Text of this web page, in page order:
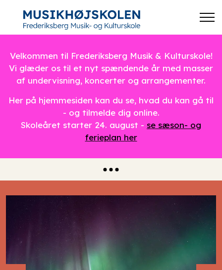
Velkommen til Frederiksberg Musik & Kulturskole!
Vi glæder os til et nyt spændende år med masser
af undervisning, koncerter og arrangementer.
Her på hjemmesiden kan du se, hvad du kan gå til
- og tilmelde dig online.
Skoleåret starter 24. august - se sæson- og
ferieplan her